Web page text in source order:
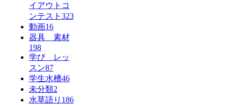
イアウトコ
ンテスト 323
動画16
器具 素材
198
学び レッ
スン87
学生水槽46
未分類2
水草語り 186